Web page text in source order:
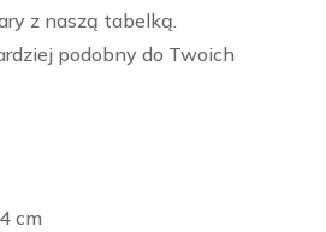
z naszą tabelką.
podobny do Twoich
cm